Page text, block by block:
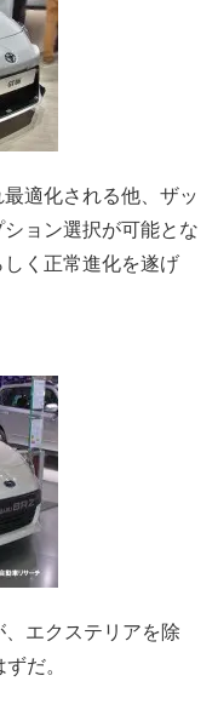
適化される他、ザッ
ョン選択が可能とな
く正常進化を遂げ
エクステリアを除
だ。